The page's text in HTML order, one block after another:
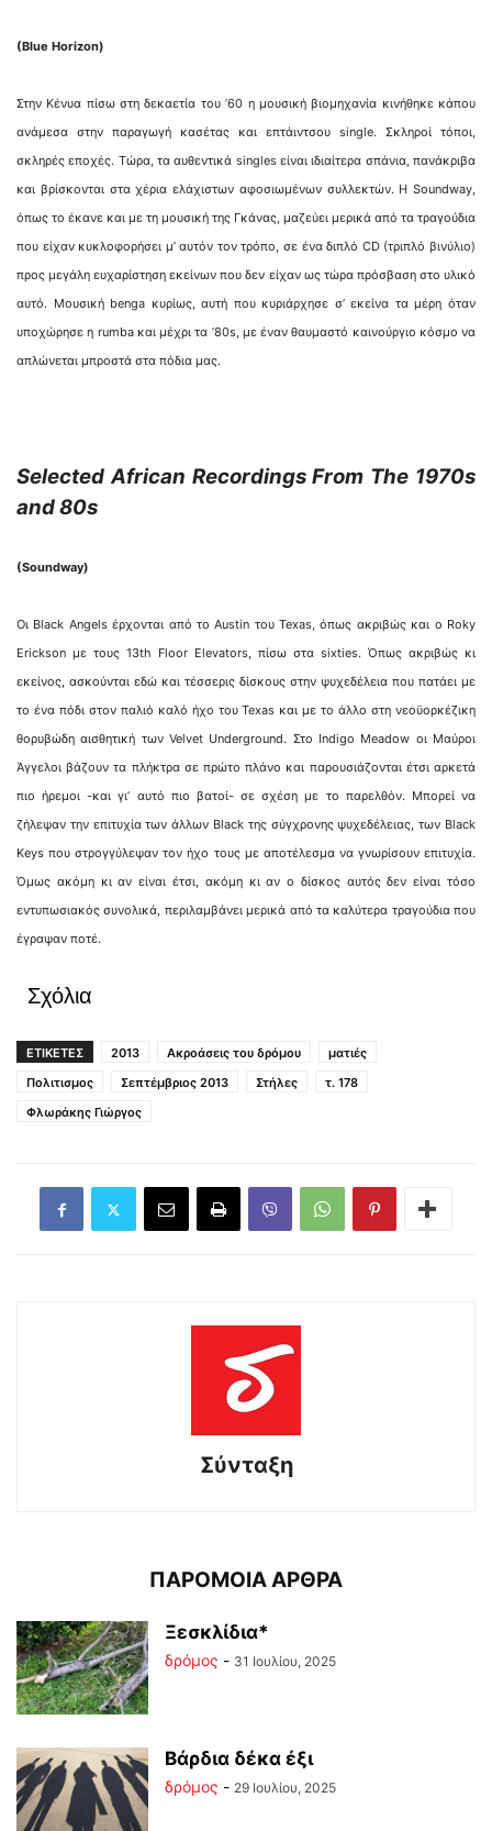
(Blue Horizon)
Στην Κένυα πίσω στη δεκαετία του ’60 η μουσική βιομηχανία κινήθηκε κάπου
ανάμεσα στην παραγωγή κασέτας και επτάιντσου single. Σκληροί τόποι,
σκληρές εποχές. Τώρα, τα αυθεντικά singles είναι ιδιαίτερα σπάνια, πανάκριβα
και βρίσκονται στα χέρια ελάχιστων αφοσιωμένων συλλεκτών. Η Soundway,
όπως το έκανε και με τη μουσική της Γκάνας, μαζεύει μερικά από τα τραγούδια
που είχαν κυκλοφορήσει μ’ αυτόν τον τρόπο, σε ένα διπλό CD (τριπλό βινύλιο)
προς μεγάλη ευχαρίστηση εκείνων που δεν είχαν ως τώρα πρόσβαση στο υλικό
αυτό. Μουσική benga κυρίως, αυτή που κυριάρχησε σ’ εκείνα τα μέρη όταν
υποχώρησε η rumba και μέχρι τα ’80s, με έναν θαυμαστό καινούργιο κόσμο να
απλώνεται μπροστά στα πόδια μας.
Selected African Recordings From The 1970s
and 80s
(Soundway)
Οι Black Angels έρχονται από το Austin του Texas, όπως ακριβώς και ο Roky
Erickson με τους 13th Floor Elevators, πίσω στα sixties. Όπως ακριβώς κι
εκείνος, ασκούνται εδώ και τέσσερις δίσκους στην ψυχεδέλεια που πατάει με
το ένα πόδι στον παλιό καλό ήχο του Texas και με το άλλο στη νεοϋορκέζικη
θορυβώδη αισθητική των Velvet Underground. Στο Indigo Meadow οι Μαύροι
Άγγελοι βάζουν τα πλήκτρα σε πρώτο πλάνο και παρουσιάζονται έτσι αρκετά
πιο ήρεμοι -και γι’ αυτό πιο βατοί- σε σχέση με το παρελθόν. Μπορεί να
ζήλεψαν την επιτυχία των άλλων Black της σύγχρονης ψυχεδέλειας, των Black
Keys που στρογγύλεψαν τον ήχο τους με αποτέλεσμα να γνωρίσουν επιτυχία.
Όμως ακόμη κι αν είναι έτσι, ακόμη κι αν ο δίσκος αυτός δεν είναι τόσο
εντυπωσιακός συνολικά, περιλαμβάνει μερικά από τα καλύτερα τραγούδια που
έγραψαν ποτέ.
Σχόλια
ΕΤΙΚΕΤΕΣ 2013 Ακροάσεις του δρόμου
ματιές
Πολιτισμος
Σεπτέμβριος 2013 Στήλες
τ. 178
Φλωράκης Γιώργος
Σύνταξη
ΠΑΡΟΜΟΙΑ ΑΡΘΡΑ
Ξεσκλίδια*
δρόμος - 31 Ιουλίου, 2025
Βάρδια δέκα έξι
δρόμος - 29 Ιουλίου, 2025